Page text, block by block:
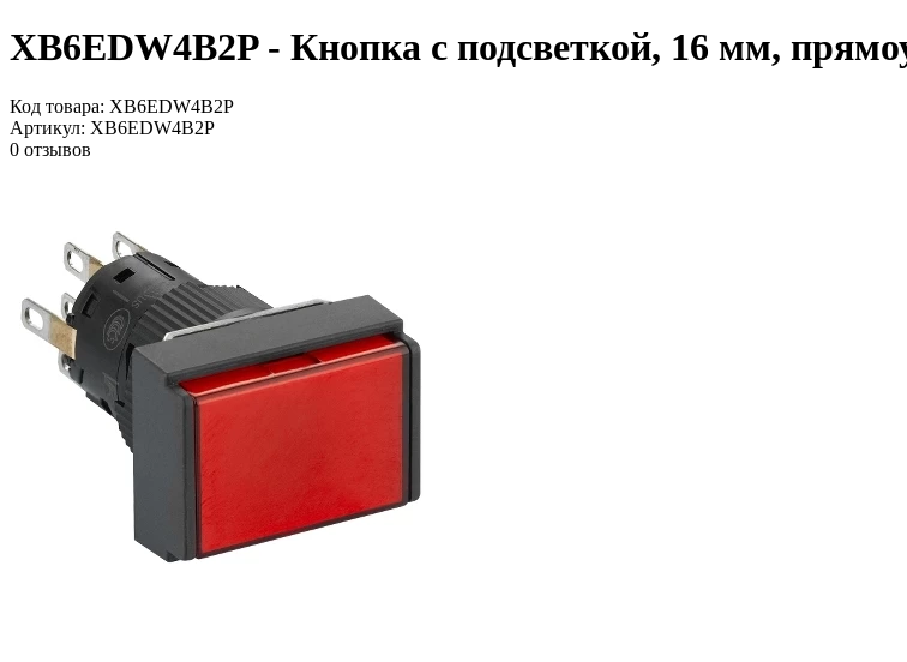
XB6EDW4B2P - Кнопка с подсветкой, 16 мм,
Код товара: XB6EDW4B2P
Артикул: XB6EDW4B2P
0 отзывов